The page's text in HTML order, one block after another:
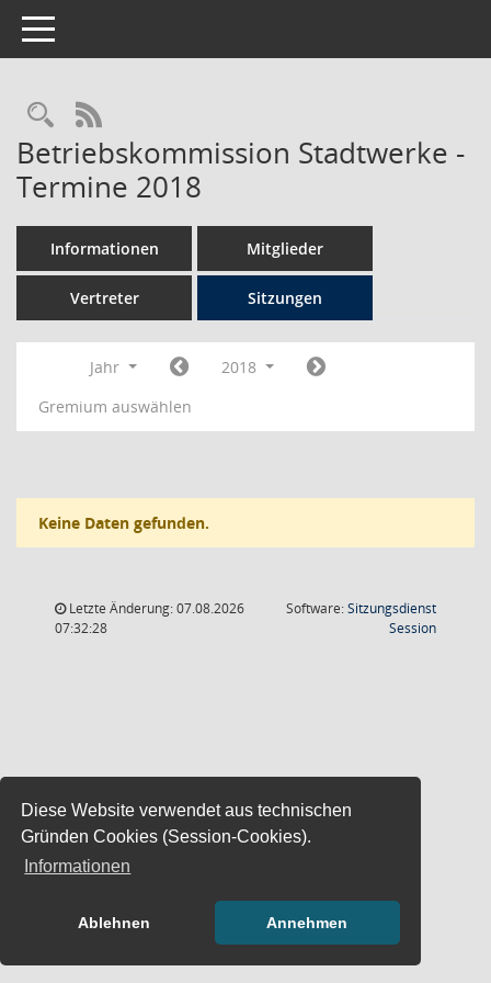
Diese Website verwendet aus technischen
Gründen Cookies (Session-Cookies).
Informationen
Ablehnen Annehmen
Toggle navigation
Rechercheauswahl
RSS-Feed
Betriebskommission Stadtwerke -
Termine 2018
Informationen Mitglieder
Vertreter Sitzungen
Jahr
2018
Gremium auswählen
Keine Daten gefunden.
Letzte Änderung: 07.08.2026
07:32:28
Software:Sitzungsdienst
Session(Wird in